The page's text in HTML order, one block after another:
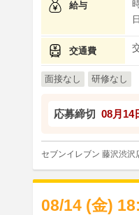
給与
交通費
面接なし 研修なし
応募締切 08月14
セブンイレブン 藤沢渋沢
08/14 (金)